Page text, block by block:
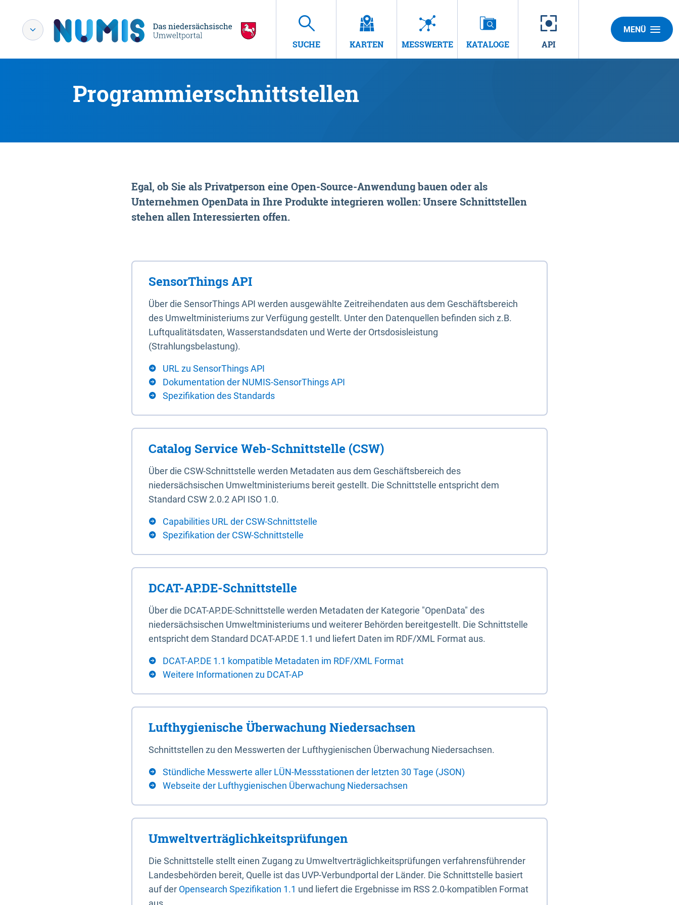
SUCHE KARTEN MESSWERTE KATALOGE API
MENÜ
Programmierschnittstellen
Egal, ob Sie als Privatperson eine Open-Source-Anwendung bauen oder als
Unternehmen OpenData in Ihre Produkte integrieren wollen: Unsere Schnittstellen
stehen allen Interessierten offen.
SensorThings API
Über die SensorThings API werden ausgewählte Zeitreihendaten aus dem Geschäftsbereich
des Umweltministeriums zur Verfügung gestellt. Unter den Datenquellen befinden sich z.B.
Luftqualitätsdaten, Wasserstandsdaten und Werte der Ortsdosisleistung
(Strahlungsbelastung).
URL zu SensorThings API
Dokumentation der NUMIS-SensorThings API
Spezifikation des Standards
Catalog Service Web-Schnittstelle (CSW)
Über die CSW-Schnittstelle werden Metadaten aus dem Geschäftsbereich des
niedersächsischen Umweltministeriums bereit gestellt. Die Schnittstelle entspricht dem
Standard CSW 2.0.2 API ISO 1.0.
Capabilities URL der CSW-Schnittstelle
Spezifikation der CSW-Schnittstelle
DCAT-AP.DE-Schnittstelle
Über die DCAT-AP.DE-Schnittstelle werden Metadaten der Kategorie "OpenData" des
niedersächsischen Umweltministeriums und weiterer Behörden bereitgestellt. Die Schnittstelle
entspricht dem Standard DCAT-AP.DE 1.1 und liefert Daten im RDF/XML Format aus.
DCAT-AP.DE 1.1 kompatible Metadaten im RDF/XML Format
Weitere Informationen zu DCAT-AP
Lufthygienische Überwachung Niedersachsen
Schnittstellen zu den Messwerten der Lufthygienischen Überwachung Niedersachsen.
Stündliche Messwerte aller LÜN-Messstationen der letzten 30 Tage (JSON)
Webseite der Lufthygienischen Überwachung Niedersachsen
Umweltverträglichkeitsprüfungen
Die Schnittstelle stellt einen Zugang zu Umweltverträglichkeitsprüfungen verfahrensführender
Landesbehörden bereit, Quelle ist das UVP-Verbundportal der Länder. Die Schnittstelle basiert
auf der Opensearch Spezifikation 1.1 und liefert die Ergebnisse im RSS 2.0-kompatiblen Format